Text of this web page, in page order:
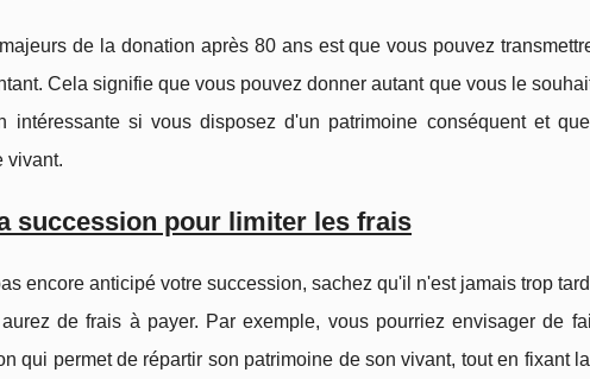
de la donation après 80 ans est que vous pouvez
Cela signifie que vous pouvez donner autant que vous le
intéressante si vous disposez d'un patrimoine conséquent et
vivant.
succession pour limiter les frais
encore anticipé votre succession, sachez qu'il n'est jamais trop
de frais à payer. Par exemple, vous pourriez envisager de
qui permet de répartir son patrimoine de son vivant, tout en fixant